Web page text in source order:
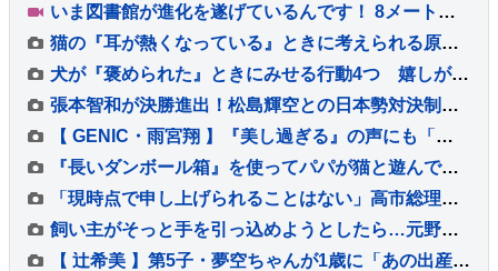
いま図書館が進化を遂げているんです！ 8メートルの巨大本棚に、3Dプリンター、音楽スタジオまで！ 図書館の専門家が厳選した進化系図書館ベスト7をご紹介！
猫の『耳が熱くなっている』ときに考えられる原因5つ 放置しても大丈夫？異常を見分けるポイントも解説
犬が『褒められた』ときにみせる行動4つ 嬉しがっているサインや絆を深める接し方のコツまで
張本智和が決勝進出！松島輝空との日本勢対決制し兄妹Vへ王手「自分のプレーをして勝つ」【WTTチャンピオンズ横浜】
【 GENIC・雨宮翔 】『美し過ぎる』の声にも「もっとできる」 25歳を迎え 演じたいのは「サイコパス」
『長いダンボール箱』を使ってパパが猫と遊んでみた結果…微笑ましすぎる光景が113万再生「戻るの早いｗ」「旦那様が一番楽しそうｗ」
「現時点で申し上げられることはない」高市総理 内閣改造・自民党役員人事の時期などについて明言避ける “熊本地震対応に総力を挙げ取り組む”
飼い主がそっと手を引っ込めようとしたら…元野良猫がとった『尊すぎる行動』が20万表示「最強に可愛いやり取りｗ」「圧がすごいｗ」
【 辻希美 】第5子・夢空ちゃんが1歳に「あの出産から1年……本当に早すぎます」 手や口元がクリームだらけでケーキ頬張る姿も